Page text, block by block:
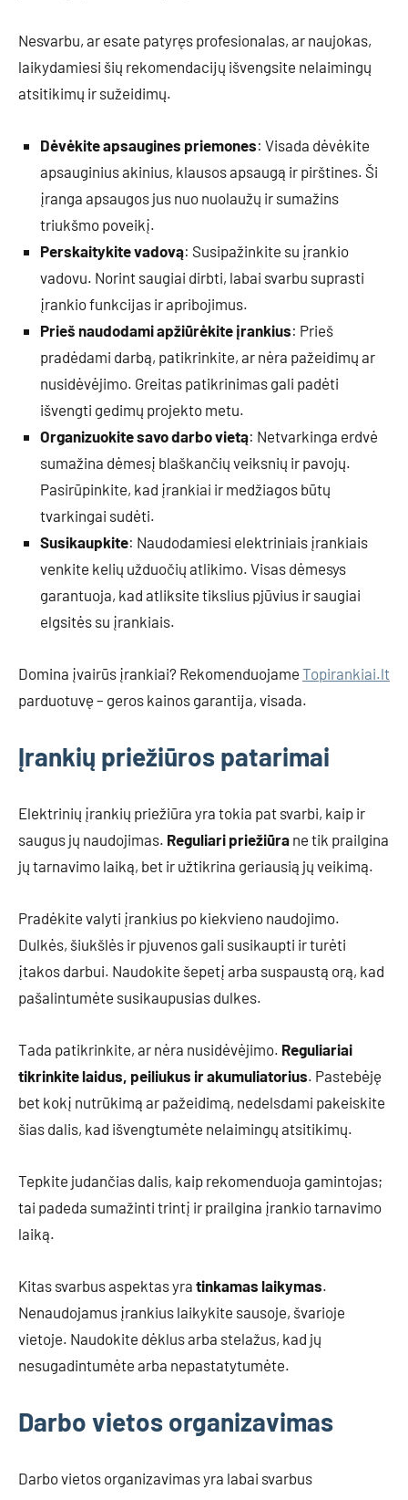
Nesvarbu, ar esate patyręs profesionalas, ar naujokas,
laikydamiesi šių rekomendacijų išvengsite nelaimingų
atsitikimų ir sužeidimų.
Dėvėkite apsaugines priemones: Visada dėvėkite
apsauginius akinius, klausos apsaugą ir pirštines. Ši
įranga apsaugos jus nuo nuolaužų ir sumažins
triukšmo poveikį.
Perskaitykite vadovą: Susipažinkite su įrankio
vadovu. Norint saugiai dirbti, labai svarbu suprasti
įrankio funkcijas ir apribojimus.
Prieš naudodami apžiūrėkite įrankius: Prieš
pradėdami darbą, patikrinkite, ar nėra pažeidimų ar
nusidėvėjimo. Greitas patikrinimas gali padėti
išvengti gedimų projekto metu.
Organizuokite savo darbo vietą: Netvarkinga erdvė
sumažina dėmesį blaškančių veiksnių ir pavojų.
Pasirūpinkite, kad įrankiai ir medžiagos būtų
tvarkingai sudėti.
Susikaupkite: Naudodamiesi elektriniais įrankiais
venkite kelių užduočių atlikimo. Visas dėmesys
garantuoja, kad atliksite tikslius pjūvius ir saugiai
elgsitės su įrankiais.
Domina įvairūs įrankiai? Rekomenduojame Topirankiai.lt
parduotuvę – geros kainos garantija, visada.
Įrankių priežiūros patarimai
Elektrinių įrankių priežiūra yra tokia pat svarbi, kaip ir
saugus jų naudojimas. Reguliari priežiūra ne tik prailgina
jų tarnavimo laiką, bet ir užtikrina geriausią jų veikimą.
Pradėkite valyti įrankius po kiekvieno naudojimo.
Dulkės, šiukšlės ir pjuvenos gali susikaupti ir turėti
įtakos darbui. Naudokite šepetį arba suspaustą orą, kad
pašalintumėte susikaupusias dulkes.
Tada patikrinkite, ar nėra nusidėvėjimo. Reguliariai
tikrinkite laidus, peiliukus ir akumuliatorius. Pastebėję
bet kokį nutrūkimą ar pažeidimą, nedelsdami pakeiskite
šias dalis, kad išvengtumėte nelaimingų atsitikimų.
Tepkite judančias dalis, kaip rekomenduoja gamintojas;
tai padeda sumažinti trintį ir prailgina įrankio tarnavimo
laiką.
Kitas svarbus aspektas yra tinkamas laikymas.
Nenaudojamus įrankius laikykite sausoje, švarioje
vietoje. Naudokite dėklus arba stelažus, kad jų
nesugadintumėte arba nepastatytumėte.
Darbo vietos organizavimas
Darbo vietos organizavimas yra labai svarbus